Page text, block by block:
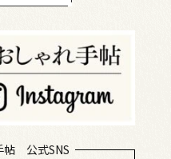
帖 公式SNS